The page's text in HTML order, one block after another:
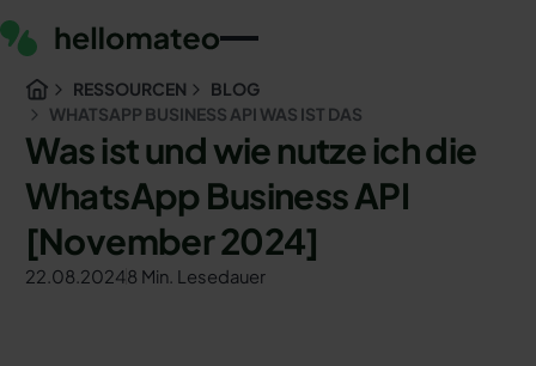
RESSOURCEN
BLOG
WHATSAPP BUSINESS API WAS IST DAS
Was ist und wie nutze ich die
WhatsApp Business API
[November 2024]
22.08.20248 Min. Lesedauer